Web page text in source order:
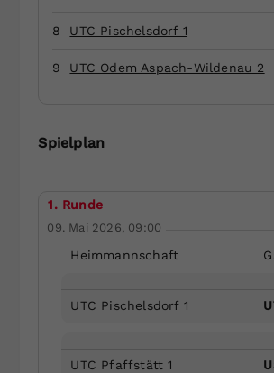
8 UTC Pischelsdorf 1
9 UTC Odem Aspach-Wildenau 2
Spielplan
1. Runde
09. Mai 2026, 09:00
Heimmannschaft
UTC Pischelsdorf 1
UTC Pfaffstätt 1
Einstellungen. Unter
zufällig generierte ID,